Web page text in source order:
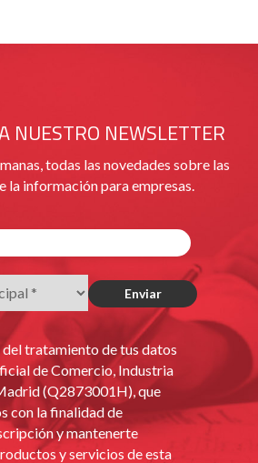
NUESTRO NEWSLETTER
todas las novedades sobre las
la información para empresas.
del tratamiento de tus datos
de Comercio, Industria
(Q2873001H), que
con la finalidad de
y mantenerte
y servicios de esta